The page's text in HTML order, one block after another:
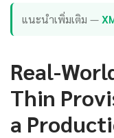
แนะนำเพิ่มเติม —
Real-
Thin
a